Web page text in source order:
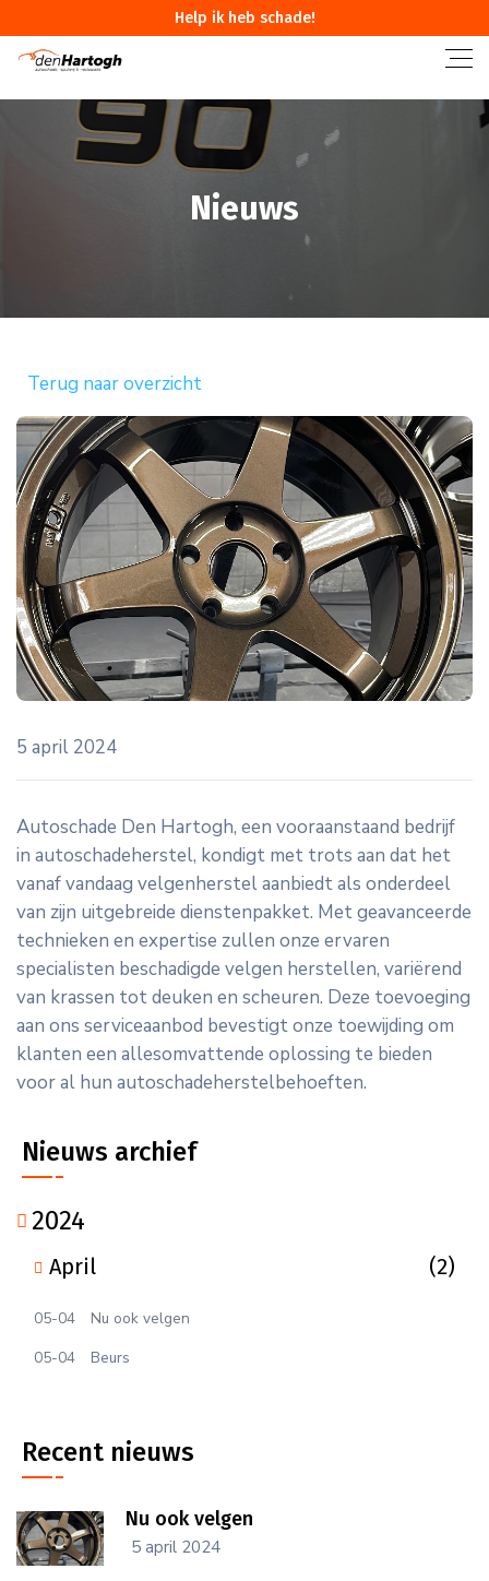
Help ik heb schade!
Nieuws
Terug naar overzicht
icon
5 april 2024
Autoschade Den Hartogh, een vooraanstaand bedrijf
in autoschadeherstel, kondigt met trots aan dat het
vanaf vandaag velgenherstel aanbiedt als onderdeel
van zijn uitgebreide dienstenpakket. Met geavanceerde
technieken en expertise zullen onze ervaren
specialisten beschadigde velgen herstellen, variërend
van krassen tot deuken en scheuren. Deze toevoeging
aan ons serviceaanbod bevestigt onze toewijding om
klanten een allesomvattende oplossing te bieden
voor al hun autoschadeherstelbehoeften.
Nieuws archief
2024
April (2)
05-04
Nu ook velgen
05-04
Beurs
Recent nieuws
Nu ook velgen
icon
5 april 2024